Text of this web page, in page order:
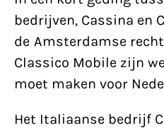
bedrijven, Cassina en
de Amsterdamse
Classico Mobile zijn
moet maken voor
Het Italiaanse bedrijf